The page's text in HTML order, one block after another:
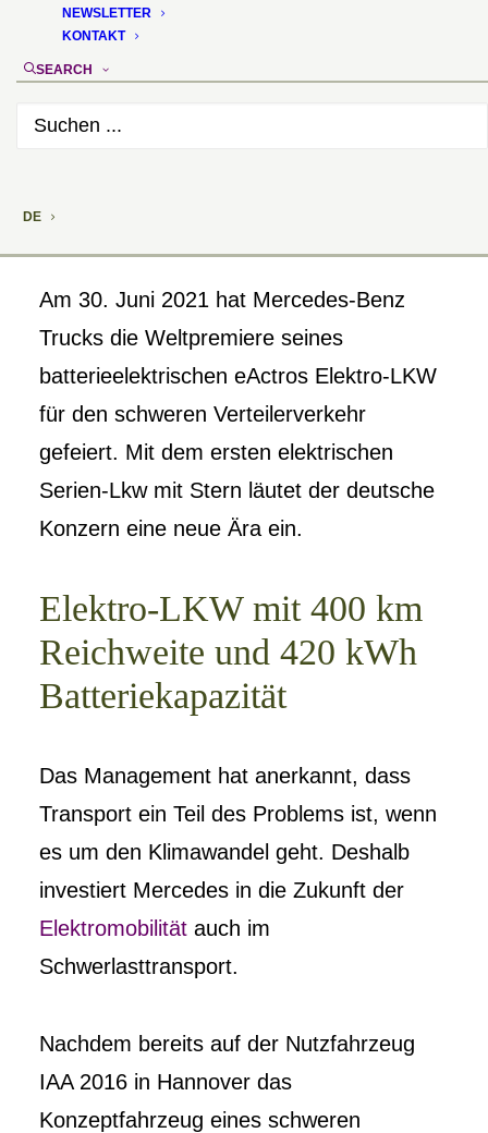
NEWSLETTER
KONTAKT
SEARCH
DE
Am 30. Juni 2021 hat Mercedes-Benz
Trucks die Weltpremiere seines
batterieelektrischen eActros Elektro-LKW
für den schweren Verteilerverkehr
gefeiert. Mit dem ersten elektrischen
Serien-Lkw mit Stern läutet der deutsche
Konzern eine neue Ära ein.
Elektro-LKW mit 400 km
Reichweite und 420 kWh
Batteriekapazität
Das Management hat anerkannt, dass
Transport ein Teil des Problems ist, wenn
es um den Klimawandel geht. Deshalb
investiert Mercedes in die Zukunft der
Elektromobilität auch im
Schwerlasttransport.
Nachdem bereits auf der Nutzfahrzeug
IAA 2016 in Hannover das
Konzeptfahrzeug eines schweren